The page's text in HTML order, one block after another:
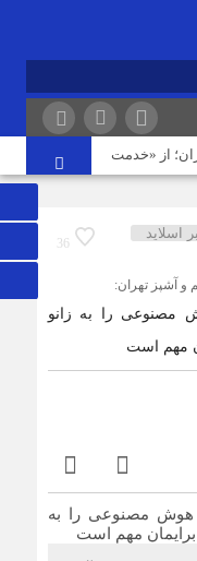
از «خدمت
دوستدار
مشاوران
موضوع
پارچه را
اصناف در دوران
36
اسلايد
و آشپز تهران:
مصنوعی را به زانو
مهم است